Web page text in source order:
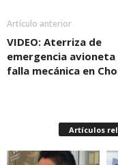
Artículo anterior
VIDEO: Aterriza de
emergencia
falla mecánica en
Artículos